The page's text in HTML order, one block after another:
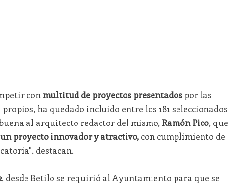
con multitud de proyectos presentadospor las
ha quedado incluido entre los 181 seleccionados
al arquitecto redactor del mismo, Ramón Pico, que
un proyecto innovador y atractivo,con cumplimiento de
destacan.
, desde Betilo se requirió al Ayuntamiento para que se